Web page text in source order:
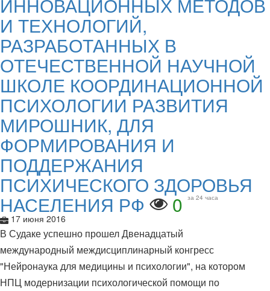
И ТЕХНОЛОГИЙ,
РАЗРАБОТАННЫХ В
ОТЕЧЕСТВЕННОЙ НАУЧНОЙ
ШКОЛЕ КООРДИНАЦИОННОЙ
ПСИХОЛОГИИ РАЗВИТИЯ
МИРОШНИК, ДЛЯ
ФОРМИРОВАНИЯ И
ПОДДЕРЖАНИЯ
ПСИХИЧЕСКОГО ЗДОРОВЬЯ
НАСЕЛЕНИЯ РФ 0 за 24 часа
17 июня 2016
В Судаке успешно прошел Двенадцатый
международный междисциплинарный конгресс
"Нейронаука для медицины и психологии", на котором
НПЦ модернизации психологической помощи по